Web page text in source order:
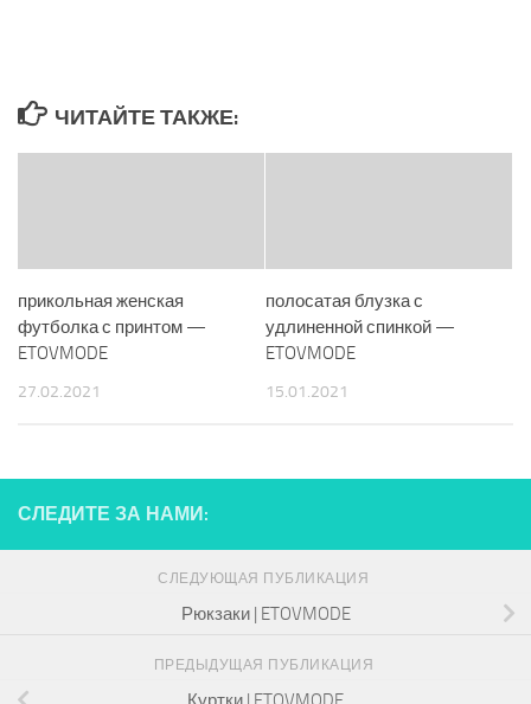
ЧИТАЙТЕ ТАКЖЕ:
прикольная женская
футболка с принтом —
ETOVMODE
27.02.2021
полосатая блузка с
удлиненной спинкой —
ETOVMODE
15.01.2021
СЛЕДИТЕ ЗА НАМИ:
СЛЕДУЮЩАЯ ПУБЛИКАЦИЯ
Рюкзаки | ETOVMODE
ПРЕДЫДУЩАЯ ПУБЛИКАЦИЯ